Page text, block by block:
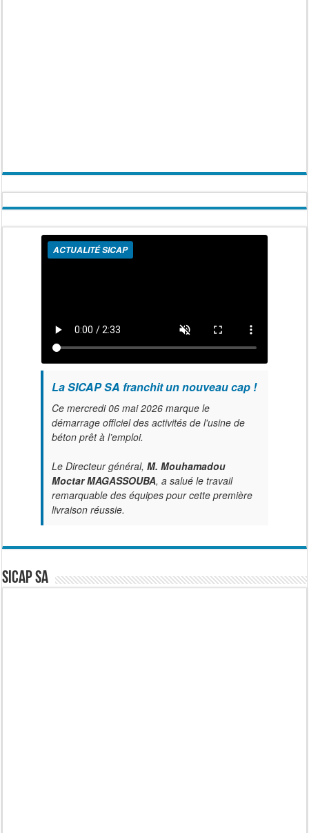
ACTUALITÉ SICAP
La SICAP SA franchit un nouveau cap !
Ce mercredi 06 mai 2026 marque le
démarrage officiel des activités de l'usine de
béton prêt à l’emploi.
Le Directeur général, M. Mouhamadou
Moctar MAGASSOUBA, a salué le travail
remarquable des équipes pour cette première
livraison réussie.
SICAP SA